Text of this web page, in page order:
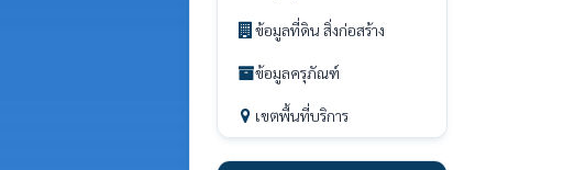
ข้อมูลที่ดิน สิ่งก่อสร้าง
ข้อมูลครุภัณฑ์
เขตพื้นที่บริการ